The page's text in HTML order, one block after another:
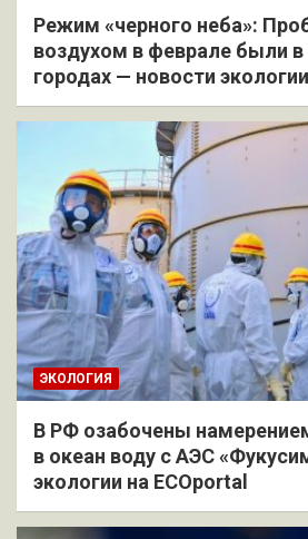
Режим «черного неба»:
воздухом в феврале были в
городах — новости
ЭКОЛОГИЯ
В РФ озабочены
в океан воду с АЭС
экологии на ECOportal